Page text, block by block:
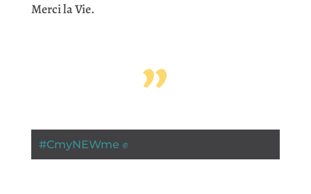
Merci la Vie.
”
#CmyNEWme ✊